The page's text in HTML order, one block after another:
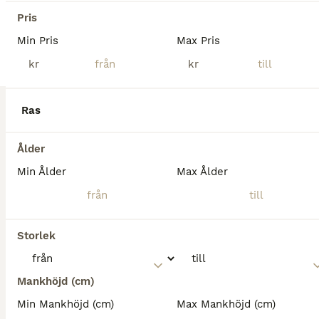
Pris
Min Pris
kr
Max Pris
kr
Ras
Ålder
Min Ålder
Max Ålder
Storlek
Mankhöjd (cm)
Min Mankhöjd (cm)
Max Mankhöjd (cm)
Varmblod (Halvblod)
Valack9 år
Höör (89.3km)